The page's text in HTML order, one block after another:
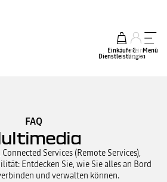
Einkäufe &
Dienstleistungen
mein
Konto
Menü
FAQ
Services (Remote Services),
Entdecken Sie, wie Sie alles an Bord
und verwalten können.